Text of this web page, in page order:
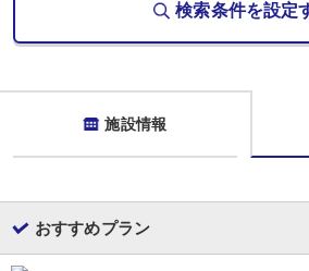
検索条件を設定
施設情報
おすすめプラン